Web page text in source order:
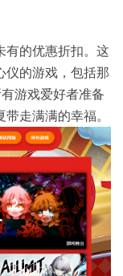
有的优惠折扣。这
仪的游戏，包括那
游戏爱好者准备
走满满的幸福。